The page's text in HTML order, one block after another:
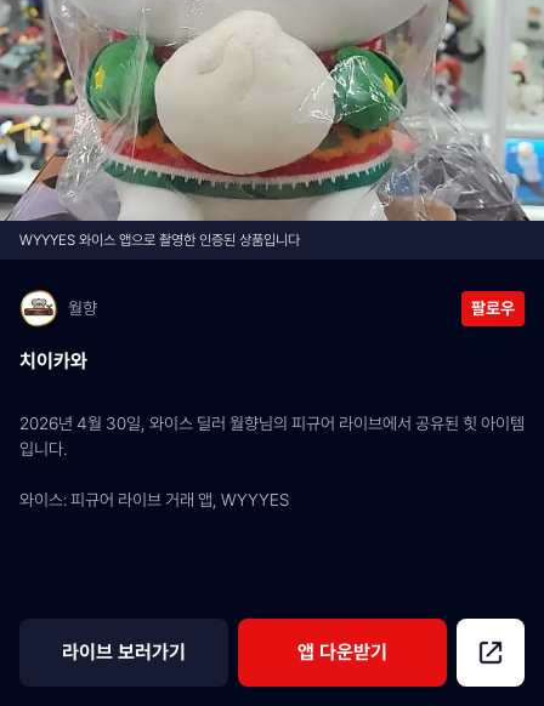
WYYYES 와이스 앱으로 촬영한 인증된 상품입니다
월향 팔로우
치이카와
2026년 4월 30일, 와이스 딜러 월향님의 피규어 라이브에서 공유된 힛 아이템
입니다.
와이스: 피규어 라이브 거래 앱, WYYYES
라이브 보러가기 앱 다운받기